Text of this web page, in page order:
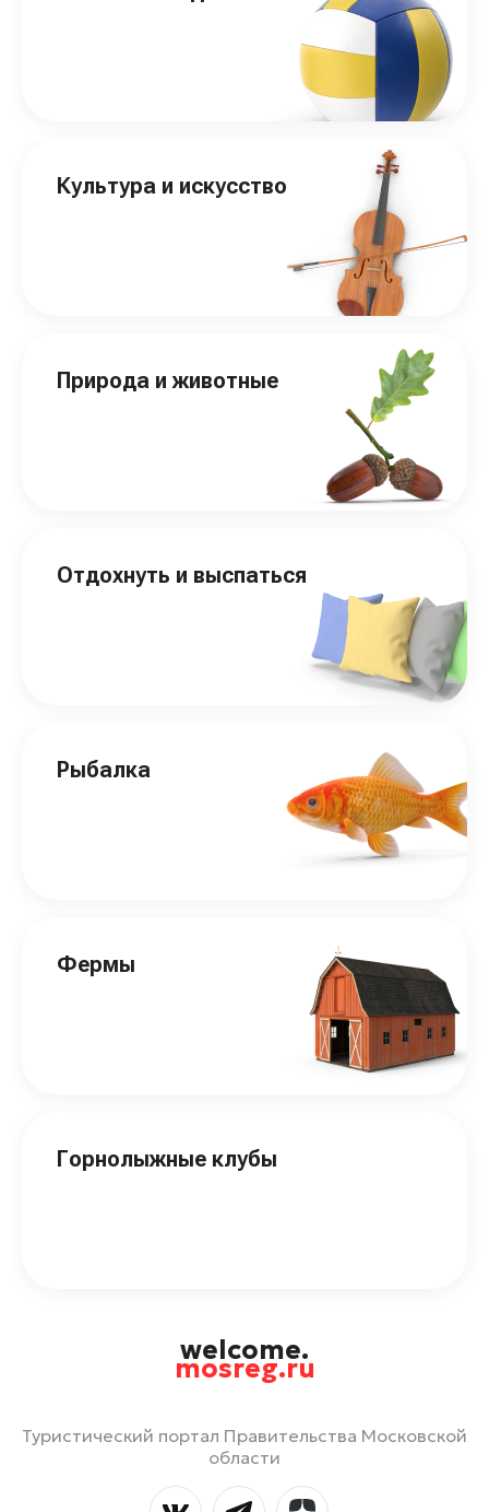
Культура и искусство
Природа и животные
Отдохнуть и выспаться
Рыбалка
Фермы
Горнолыжные клубы
welcome.
mosreg.ru
Туристический портал Правительства Московской
области